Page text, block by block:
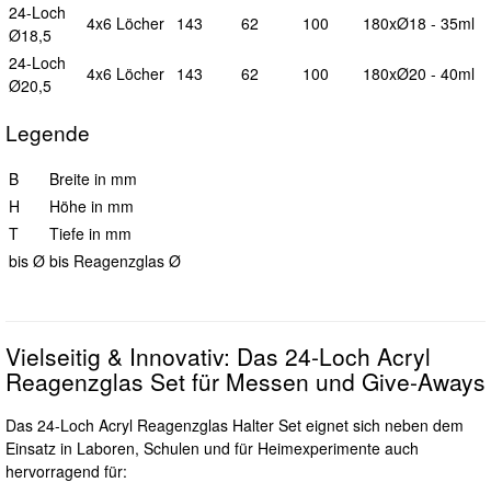
24-Loch
Ø18,5
4x6 Löcher 143 62 100
180xØ18 - 35ml
24-Loch
Ø20,5
4x6 Löcher 143 62 100 180xØ20 - 40ml
Legende
B
Breite in mm
H
Höhe in mm
T
Tiefe in mm
bis Ø bis Reagenzglas Ø
Vielseitig & Innovativ: Das 24-Loch Acryl
Reagenzglas Set für Messen und Give-Aways
Das 24-Loch Acryl Reagenzglas Halter Set eignet sich neben dem
Einsatz in Laboren, Schulen und für Heimexperimente auch
hervorragend für: